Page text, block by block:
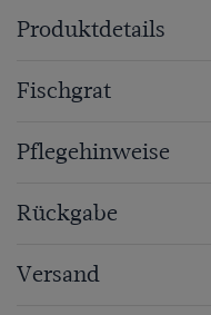
Produktdetails
Fischgrat
Pflegehinweise
Rückgabe
Versand